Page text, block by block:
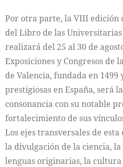
Por otra parte, la VIII edición
del Libro de las
realizará del 25 al 30 de
Exposiciones y Congresos de
de Valencia, fundada en 1499
prestigiosas en España, será
consonancia con su notable
fortalecimiento de sus
Los ejes transversales de
la divulgación de la ciencia,
lenguas originarias, la